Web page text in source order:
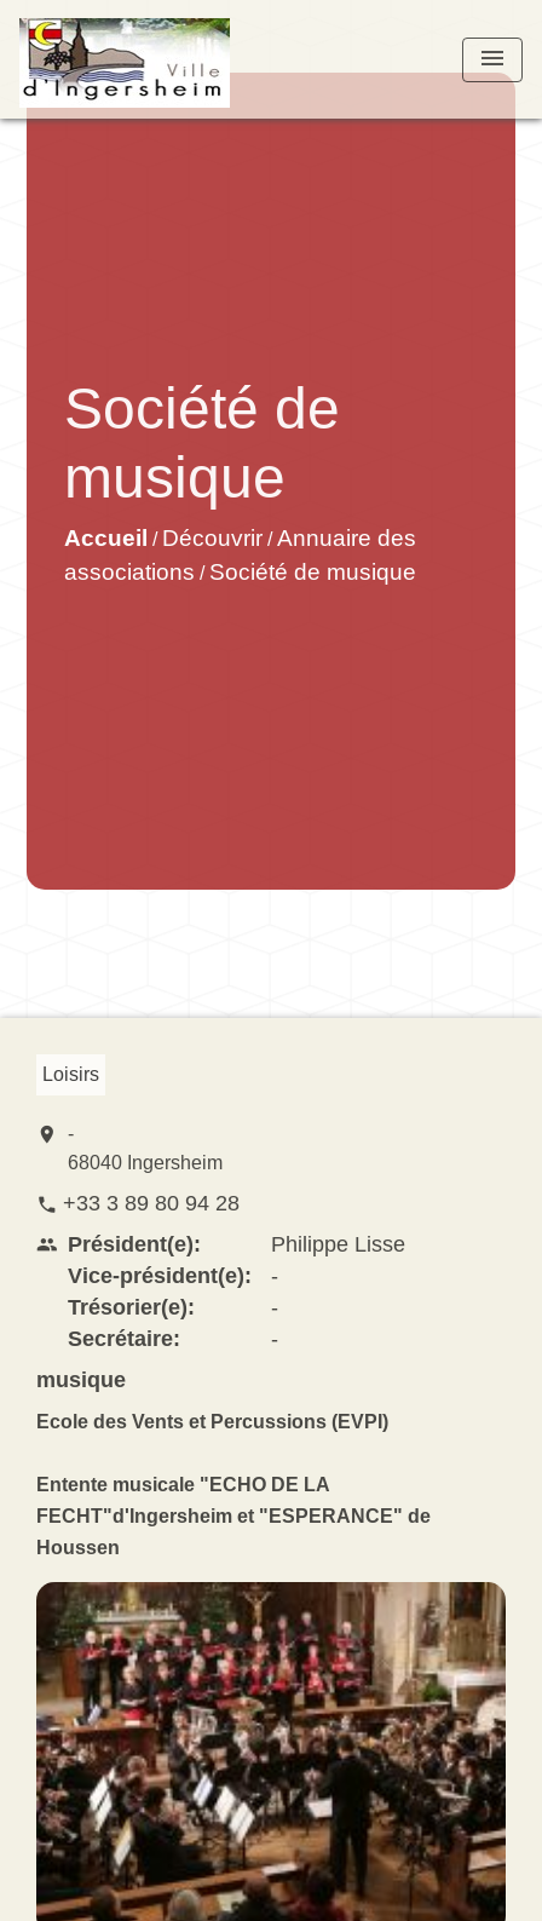
menu
Société de
musique
Accueil / Découvrir /Annuaire des
associations / Société de musique
Loisirs
location_on
-
68040 Ingersheim
phone +33 3 89 80 94 28
people Président(e):
Vice-président(e):
Trésorier(e):
Secrétaire:
Philippe Lisse
-
-
-
musique
Ecole des Vents et Percussions (EVPI)
Entente musicale "ECHO DE LA
FECHT"d'Ingersheim et "ESPERANCE" de
Houssen